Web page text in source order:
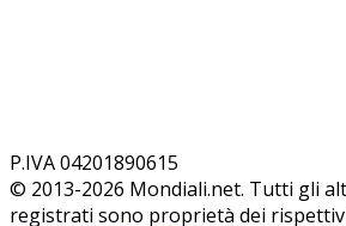
P.IVA 04201890615
© 2013-2026 Mondiali.net. Tutti gli
registrati sono proprietà dei